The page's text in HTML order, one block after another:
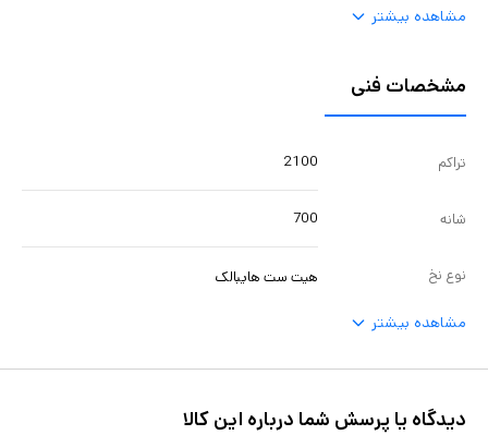
مشاهده بیشتر
مشخصات فنی
تراکم 2100
شانه 700
نوع نخ هیت ست هایبالک
مشاهده بیشتر
دیدگاه یا پرسش شما درباره این کالا